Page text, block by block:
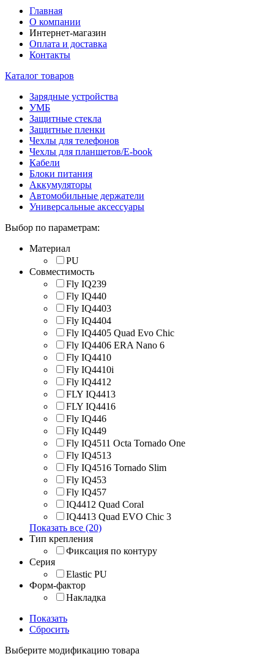
Главная
О компании
Интернет-магазин
Оплата и доставка
Контакты
Каталог товаров
Зарядные устройства
УМБ
Защитные стекла
Защитные пленки
Чехлы для телефонов
Чехлы для планшетов/E-book
Кабели
Блоки питания
Аккумуляторы
Автомобильные держатели
Универсальные аксессуары
Выбор по параметрам:
Материал
PU
Совместимость
Fly IQ239
Fly IQ440
Fly IQ4403
Fly IQ4404
Fly IQ4405 Quad Evo Chic
Fly IQ4406 ERA Nano 6
Fly IQ4410
Fly IQ4410i
Fly IQ4412
FLY IQ4413
FLY IQ4416
Fly IQ446
Fly IQ449
Fly IQ4511 Octa Tornado One
Fly IQ4513
Fly IQ4516 Tornado Slim
Fly IQ453
Fly IQ457
IQ4412 Quad Coral
IQ4413 Quad EVO Chic 3
Показать все (20)
Тип крепления
Фиксация по контуру
Серия
Elastic PU
Форм-фактор
Накладка
Показать
Сбросить
Выберите модификацию товара